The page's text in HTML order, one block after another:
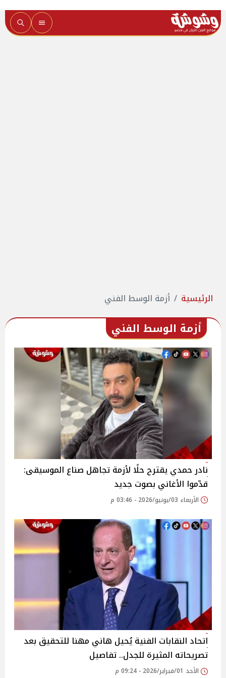
الرئيسية أزمة الوسط الفني
أزمة الوسط الفني
نادر حمدي يقترح حلًا لأزمة تجاهل صناع الموسيقى:
قدّموا الأغاني بصوت جديد
الأربعاء 03/يونيو/2026 - 03:46 م
اتحاد النقابات الفنية يُحيل هاني مهنا للتحقيق بعد
تصريحاته المثيرة للجدل.. تفاصيل
الأحد 01/فبراير/2026 - 09:24 م